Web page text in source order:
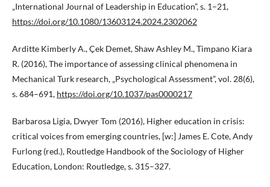
„International Journal of Leadership in Education”, s. 1–21,
https://doi.org/10.1080/13603124.2024.2302062
Arditte Kimberly A., Çek Demet, Shaw Ashley M., Timpano Kiara
R. (2016), The importance of assessing clinical phenomena in
Mechanical Turk research, „Psychological Assessment”, vol. 28(6),
s. 684–691, https://doi.org/10.1037/pas0000217
Barbarosa Ligia, Dwyer Tom (2016), Higher education in crisis:
critical voices from emerging countries, [w:] James E. Cote, Andy
Furlong (red.), Routledge Handbook of the Sociology of Higher
Education, London: Routledge, s. 315–327.